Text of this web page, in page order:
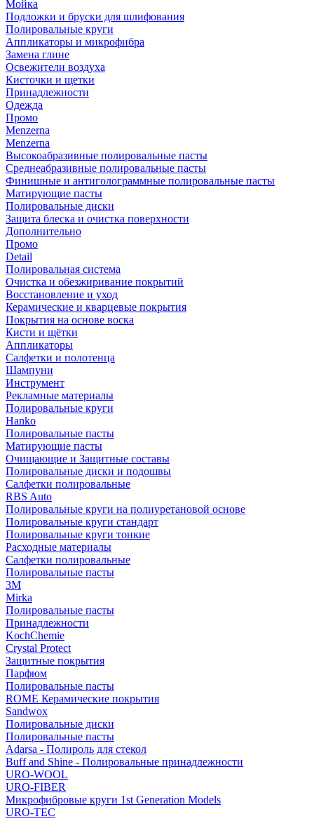
Мойка
Подложки и бруски для шлифования
Полировальные круги
Аппликаторы и микрофибра
Замена глине
Освежители воздуха
Кисточки и щетки
Принадлежности
Одежда
Промо
Menzerna
Menzerna
Высокоабразивные полировальные пасты
Среднеабразивные полировальные пасты
Финишные и антиголограммные полировальные пасты
Матирующие пасты
Полировальные диски
Защита блеска и очистка поверхности
Дополнительно
Промо
Detail
Полировальная система
Очистка и обезжиривание покрытий
Восстановление и уход
Керамические и кварцевые покрытия
Покрытия на основе воска
Кисти и щётки
Аппликаторы
Салфетки и полотенца
Шампуни
Инструмент
Рекламные материалы
Полировальные круги
Hanko
Полировальные пасты
Матирующие пасты
Очищающие и Защитные составы
Полировальные диски и подошвы
Салфетки полировальные
RBS Auto
Полировальные круги на полиуретановой основе
Полировальные круги стандарт
Полировальные круги тонкие
Расходные материалы
Салфетки полировальные
Полировальные пасты
3М
Mirka
Полировальные пасты
Принадлежности
KochChemie
Crystal Protect
Защитные покрытия
Парфюм
Полировальные пасты
ROME Керамические покрытия
Sandwox
Полировальные диски
Полировальные пасты
Adarsa - Полироль для стекол
Buff and Shine - Полировальные принадлежности
URO-WOOL
URO-FIBER
Микрофибровые круги 1st Generation Models
URO-TEC